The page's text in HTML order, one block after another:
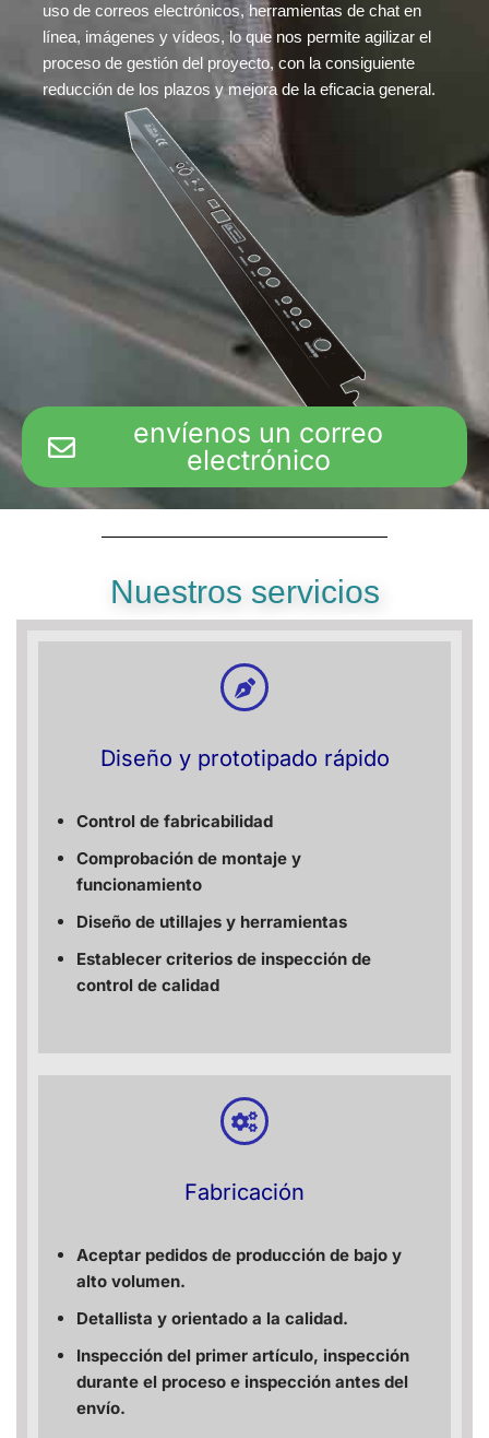
uso de correos electrónicos, herramientas de chat en
línea, imágenes y vídeos, lo que nos permite agilizar el
proceso de gestión del proyecto, con la consiguiente
reducción de los plazos y mejora de la eficacia general.
envíenos un correo
electrónico
Nuestros servicios
Diseño y prototipado rápido
Control de fabricabilidad
Comprobación de montaje y
funcionamiento
Diseño de utillajes y herramientas
Establecer criterios de inspección de
control de calidad
Fabricación
Aceptar pedidos de producción de bajo y
alto volumen.
Detallista y orientado a la calidad.
Inspección del primer artículo, inspección
durante el proceso e inspección antes del
envío.